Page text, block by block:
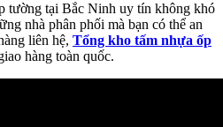
tường tại Bắc Ninh uy tín không khó
nhà phân phối mà bạn có thể an
liên hệ, Tổng kho tấm nhựa ốp
hàng toàn quốc.